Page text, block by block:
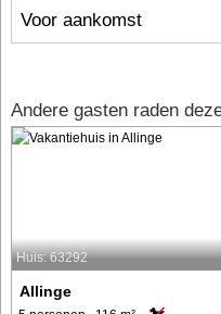
Voor aankomst
Andere gasten raden
Huis: 63292
Allinge